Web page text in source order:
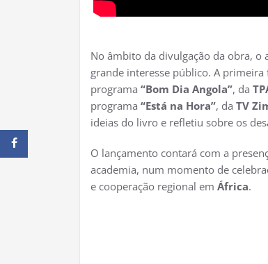
No âmbito da divulgação da obra, o
grande interesse público. A
programa “Bom Dia Angola”, da
programa “Está na Hora”, da TV
ideias do livro e refletiu sobre os
O lançamento contará com a
academia, num momento de
e cooperação regional em África.